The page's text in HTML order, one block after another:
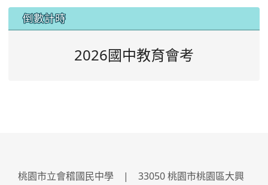
::: 倒數計時
2026國中教育會考
桃園市立會稽國民中學 | 33050 桃園市桃園區大興